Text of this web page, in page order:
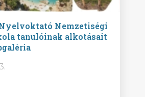
Nemzetiségi
tanulóinak alkotásait